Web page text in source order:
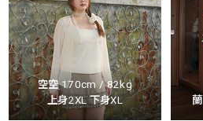
空空 170cm / 82kg
上身2XL 下身XL